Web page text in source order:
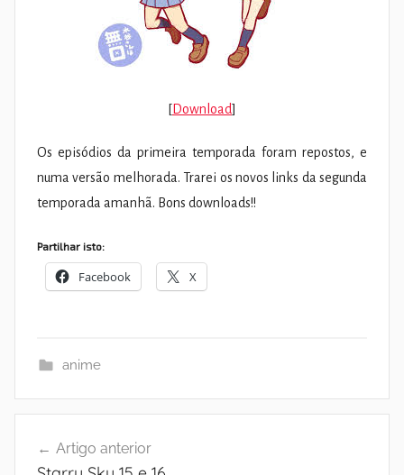
[Download]
Os episódios da primeira temporada foram repostos, e
numa versão melhorada. Trarei os novos links da segunda
temporada amanhã. Bons downloads!!
Partilhar isto:
Facebook X
anime
de
Artigo anterior